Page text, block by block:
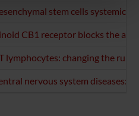
potrebbero combinarle
servizi.
stem cells
CB1 receptor blocks the
changing the rules
nervous system diseases: